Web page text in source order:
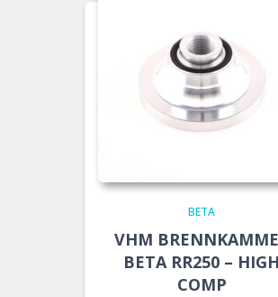
BETA
VHM
BETA RR250 – HIGH
COMP